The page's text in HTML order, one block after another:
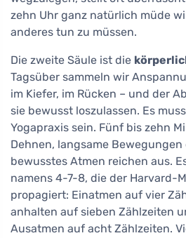
zehn Uhr ganz natürlich müde
anderes tun zu müssen.
Die zweite Säule ist die
Tagsüber sammeln wir
im Kiefer, im Rücken – und der
sie bewusst loszulassen. Es
Yogapraxis sein. Fünf bis zehn
Dehnen, langsame
bewusstes Atmen reichen aus.
namens 4-7-8, die der Harvard-
propagiert: Einatmen auf vier
anhalten auf sieben Zählzeiten
Ausatmen auf acht Zählzeiten.